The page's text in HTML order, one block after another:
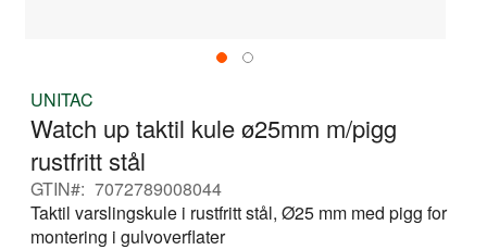
begynnelsen
bildegalleri
UNITAC
Watch up taktil kule ø25mm m/pigg
rustfritt stål
GTIN
7072789008044
Taktil varslingskule i rustfritt stål, Ø25 mm med pigg for
montering i gulvoverflater